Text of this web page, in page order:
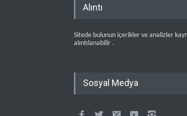
Alıntı
Sitede bulunun içerikler ve analizler
alıntılanabilir .
Sosyal Medya